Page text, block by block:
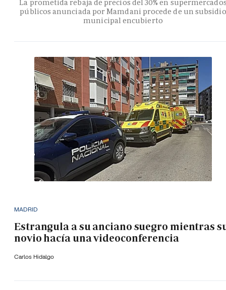
La prometida rebaja de precios del 30% en
públicos anunciada por Mamdani procede de un subsidio
municipal encubierto
MADRID
Estrangula a su anciano suegro mientras
novio hacía una videoconferencia
Carlos Hidalgo